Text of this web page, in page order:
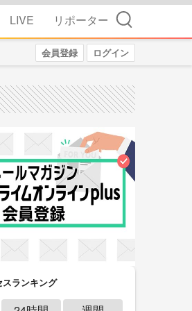
LIVE リポーター 検索
会員登録 ログイン
スランキング